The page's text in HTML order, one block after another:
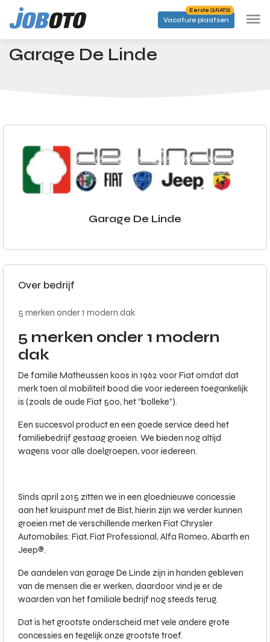
Skip to main content
Vacature plaatsen
Eerste GRATIS
Startpagina Bedrijven Garage De Linde
Garage De Linde
Garage De Linde
Over bedrijf
5 merken onder 1 modern dak
5 merken onder 1 modern
dak
De familie Matheussen koos in 1962 voor Fiat omdat dat
merk toen al mobiliteit bood die voor iedereen toegankelijk
is (zoals de oude Fiat 500, het “bolleke”).
Een succesvol product en een goede service deed het
familiebedrijf gestaag groeien. We bieden nog altijd
wagens voor alle doelgroepen, voor iedereen.
Sinds april 2015 zitten we in een gloednieuwe concessie
aan het kruispunt met de Bist, hierin zijn we verder kunnen
groeien met de verschillende merken Fiat Chrysler
Automobiles: Fiat, Fiat Professional, Alfa Romeo, Abarth en
Jeep®.
De aandelen van garage De Linde zijn in handen gebleven
van de mensen die er werken, daardoor vind je er de
waarden van het familiale bedrijf nog steeds terug.
Dat is het grootste onderscheid met vele andere grote
concessies en tegelijk onze grootste troef.